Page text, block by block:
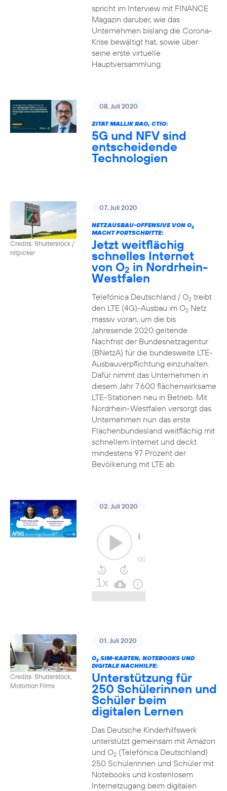
spricht im Interview mit FINANCE
Magazin darüber, wie das
Unternehmen bislang die Corona-
Krise bewältigt hat, sowie über
seine erste virtuelle
Hauptversammlung.
08. Juli 2020
ZITAT MALLIK RAO, CTIO:
5G und NFV sind
entscheidende
Technologien
Credits: Shutterstock /
nitpicker
07. Juli 2020
NETZAUSBAU-OFFENSIVE VON O2
MACHT FORTSCHRITTE:
Jetzt weitflächig
schnelles Internet
von O2 in Nordrhein-
Westfalen
Telefónica Deutschland / O2treibt
den LTE (4G)-Ausbau im O2Netz
massiv voran, um die bis
Jahresende 2020 geltende
Nachfrist der Bundesnetzagentur
(BNetzA) für die bundesweite LTE-
Ausbauverpflichtung einzuhalten.
Dafür nimmt das Unternehmen in
diesem Jahr 7.600 flächenwirksame
LTE-Stationen neu in Betrieb. Mit
Nordrhein-Westfalen versorgt das
Unternehmen nun das erste
Flächenbundesland weitflächig mit
schnellem Internet und deckt
mindestens 97 Prozent der
Bevölkerung mit LTE ab.
02. Juli 2020
Credits: Shutterstock,
Motortion Films
01. Juli 2020
O2SIM-KARTEN, NOTEBOOKS UND
DIGITALE NACHHILFE:
Unterstützung für
250 Schülerinnen und
Schüler beim
digitalen Lernen
Das Deutsche Kinderhilfswerk
unterstützt gemeinsam mit Amazon
und O2(Telefónica Deutschland)
250 Schülerinnen und Schüler mit
Notebooks und kostenlosem
Internetzugang beim digitalen